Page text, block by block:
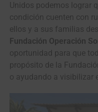
Unidos podemos lograr
condición cuenten con
ellos y a sus familias
Fundación Operación
oportunidad para que
propósito de la
o ayudando a visibilizar